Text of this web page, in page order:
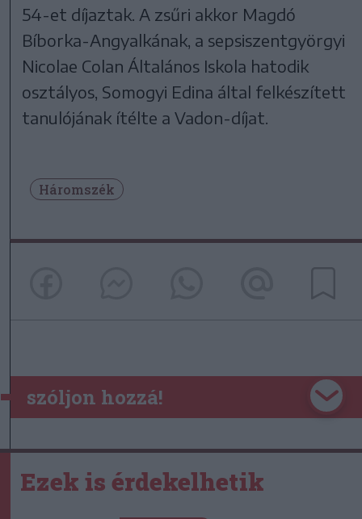
54-et díjaztak. A zsűri akkor Magdó
Bíborka-Angyalkának, a sepsiszentgyörgyi
Nicolae Colan Általános Iskola hatodik
osztályos, Somogyi Edina által felkészített
tanulójának ítélte a Vadon-díjat.
Háromszék
szóljon hozzá!
Ezek is érdekelhetik